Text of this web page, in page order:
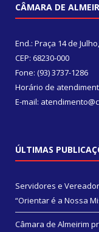
CÂMARA DE
End.: Praça 14 de
CEP: 68230-000
Fone: (93) 3737-1286
Horário de
E-mail:
ÚLTIMAS
Servidores e
“Orientar é a Nossa
Câmara de Almeirim